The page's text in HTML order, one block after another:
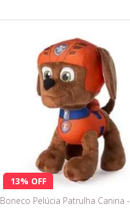
13% OFF
Boneco Pelúcia Patrulha Canina